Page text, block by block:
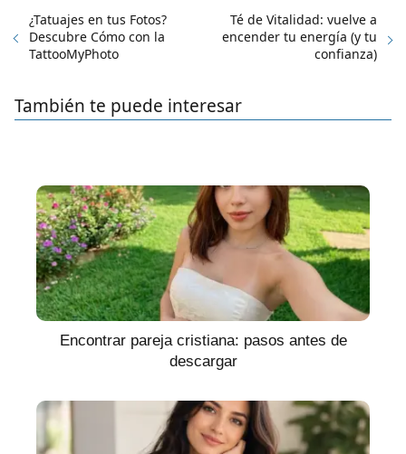
¿Tatuajes en tus Fotos?
Descubre Cómo con la
TattooMyPhoto
Té de Vitalidad: vuelve a
encender tu energía (y tu
confianza)
También te puede interesar
Encontrar pareja cristiana: pasos antes de
descargar